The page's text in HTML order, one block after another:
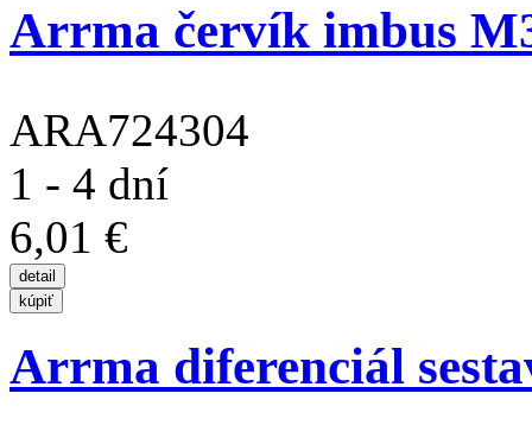
Arrma červík imbus
ARA724304
1 - 4 dní
6,01 €
Arrma diferenciál